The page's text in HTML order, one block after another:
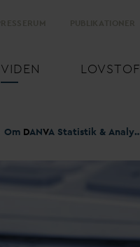
VIDEN LOVSTOF
Om DANVA Statistik & Analyse